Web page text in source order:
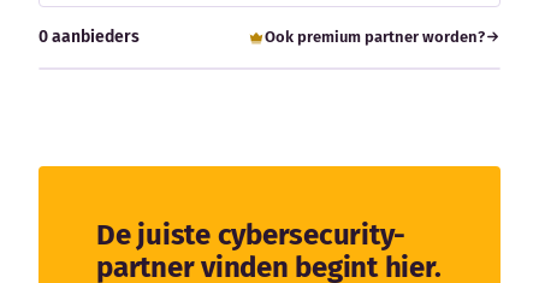
Auteurs
0 aanbieders Ook premium partner worden?
De juiste cybersecurity-
partner vinden begint hier.